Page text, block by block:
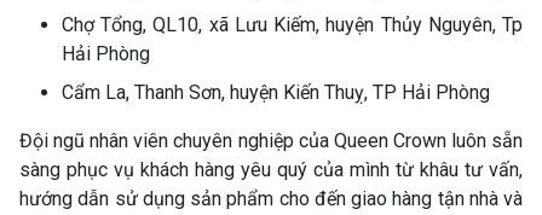
Chợ Tổng, QL10, xã Lưu Kiếm, huyện Thủy Nguyên, Tp
Hải Phòng
Cẩm La, Thanh Sơn, huyện Kiến Thuỵ, TP Hải Phòng
Đội ngũ nhân viên chuyên nghiệp của Queen Crown luôn sẵn
sàng phục vụ khách hàng yêu quý của mình từ khâu tư vấn,
hướng dẫn sử dụng sản phẩm cho đến giao hàng tận nhà và